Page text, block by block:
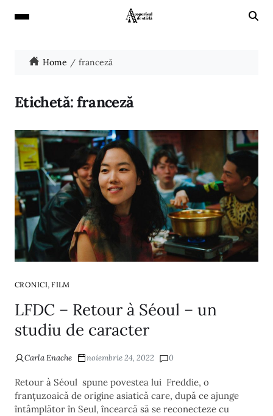
Home franceză
Etichetă:franceză
CRONICI,FILM
LFDC – Retour à Séoul – un
studiu de caracter
Carla Enache noiembrie 24, 2022 0
Retour à Séoul spune povestea lui Freddie, o
franțuzoaică de origine asiatică care, după ce ajunge
întâmplător în Seul, încearcă să se reconecteze cu